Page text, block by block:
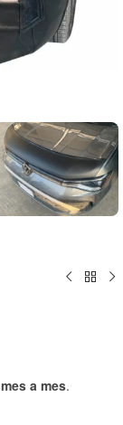
a mes.